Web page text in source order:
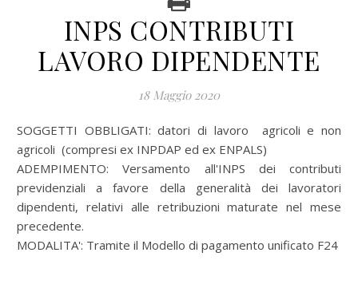
INPS CONTRIBUTI
LAVORO DIPENDENTE
18 Maggio 2020
SOGGETTI OBBLIGATI: datori di lavoro agricoli e non
agricoli (compresi ex INPDAP ed ex ENPALS)
ADEMPIMENTO: Versamento all'INPS dei contributi
previdenziali a favore della generalità dei lavoratori
dipendenti, relativi alle retribuzioni maturate nel mese
precedente.
MODALITA': Tramite il Modello di pagamento unificato F24